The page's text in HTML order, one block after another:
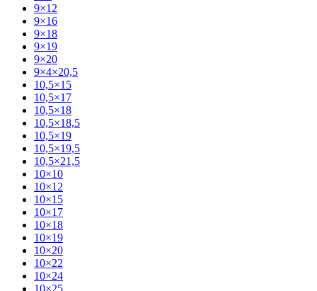
9×12
9×16
9×18
9×19
9×20
9×4×20,5
10,5×15
10,5×17
10,5×18
10,5×18,5
10,5×19
10,5×19,5
10,5×21,5
10×10
10×12
10×15
10×17
10×18
10×19
10×20
10×22
10×24
10×25